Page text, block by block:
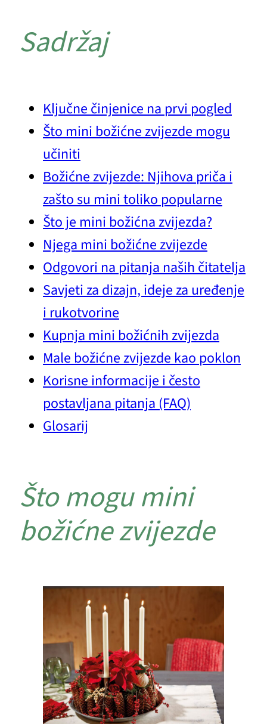
Sadržaj
Ključne činjenice na prvi pogled
Što mini božićne zvijezde mogu
učiniti
Božićne zvijezde: Njihova priča i
zašto su mini toliko popularne
Što je mini božićna zvijezda?
Njega mini božićne zvijezde
Odgovori na pitanja naših čitatelja
Savjeti za dizajn, ideje za uređenje
i rukotvorine
Kupnja mini božićnih zvijezda
Male božićne zvijezde kao poklon
Korisne informacije i često
postavljana pitanja (FAQ)
Glosarij
Što mogu mini
božićne zvijezde